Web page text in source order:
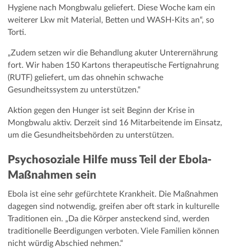
Hygiene nach Mongbwalu geliefert. Diese Woche kam ein
weiterer Lkw mit Material, Betten und WASH-Kits an“, so
Torti.
„Zudem setzen wir die Behandlung akuter Unterernährung
fort. Wir haben 150 Kartons therapeutische Fertignahrung
(RUTF) geliefert, um das ohnehin schwache
Gesundheitssystem zu unterstützen.“
Aktion gegen den Hunger ist seit Beginn der Krise in
Mongbwalu aktiv. Derzeit sind 16 Mitarbeitende im Einsatz,
um die Gesundheitsbehörden zu unterstützen.
Psychosoziale Hilfe muss Teil der Ebola-
Maßnahmen sein
Ebola ist eine sehr gefürchtete Krankheit. Die Maßnahmen
dagegen sind notwendig, greifen aber oft stark in kulturelle
Traditionen ein. „Da die Körper ansteckend sind, werden
traditionelle Beerdigungen verboten. Viele Familien können
nicht würdig Abschied nehmen.“